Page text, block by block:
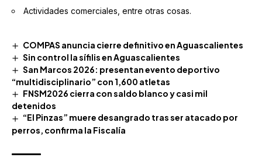
Actividades comerciales, entre otras cosas.
COMPAS anuncia cierre definitivo en Aguascalientes
Sin control la sífilis en Aguascalientes
San Marcos 2026: presentan evento deportivo
“multidisciplinario” con 1,600 atletas
FNSM2026 cierra con saldo blanco y casi mil
detenidos
“El Pinzas” muere desangrado tras ser atacado por
perros, confirma la Fiscalía